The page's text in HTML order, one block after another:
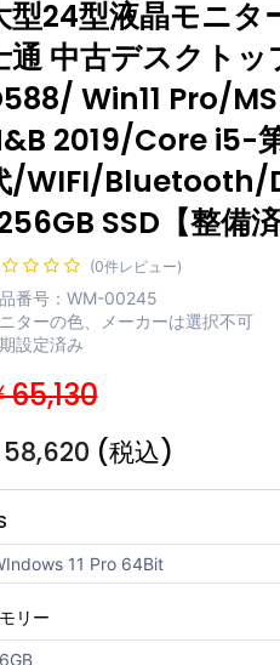
型24型液晶モニタ
通 中古デスクトッ
Win11 Pro/
2019/Core i5-
/WIFI/Bluetooth/
SSD【整備済
(0件レビュー)
番号：WM-00245
ターの色、メーカーは選択不可
設定済み
65,130
58,620 (税込)
リー